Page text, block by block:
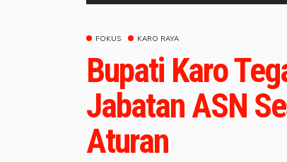
FOKUS KARO RAYA
Bupati Karo
Jabatan ASN
Aturan